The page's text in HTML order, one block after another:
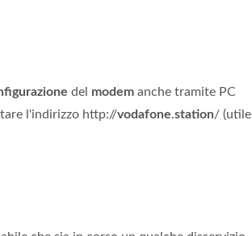
del modem anche tramite PC
l'indirizzo http://vodafone.station/ (utile